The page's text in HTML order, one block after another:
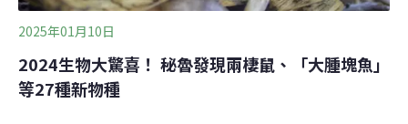
2025年01月10日
2024生物大驚喜！ 秘魯發現兩棲鼠、「大腫塊魚」
等27種新物種